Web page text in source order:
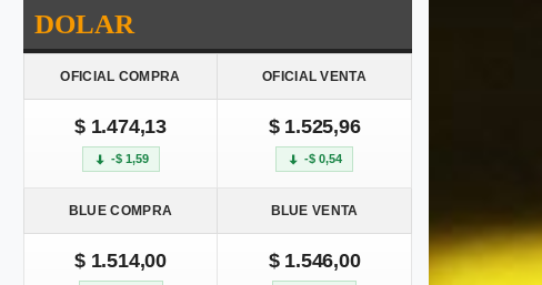
DOLAR
OFICIAL COMPRA OFICIAL VENTA
$ 1.474,13
-$ 1,59
$ 1.525,96
-$ 0,54
BLUE COMPRA BLUE VENTA
$ 1.514,00 $ 1.546,00